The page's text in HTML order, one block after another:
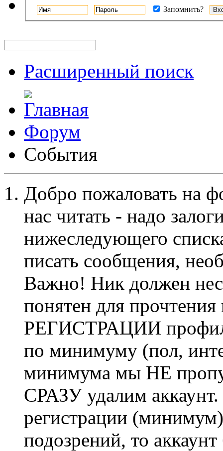
Запомнить?
Расширенный поиск
Форум
События
Добро пожаловать на
нас читать - надо
нижеследующего
писать сообщения,
Важно! Ник должен
понятен для
РЕГИСТРАЦИИ профиль
по минимуму (пол,
минимума мы НЕ
СРАЗУ удалим
регистрации
подозрений, то